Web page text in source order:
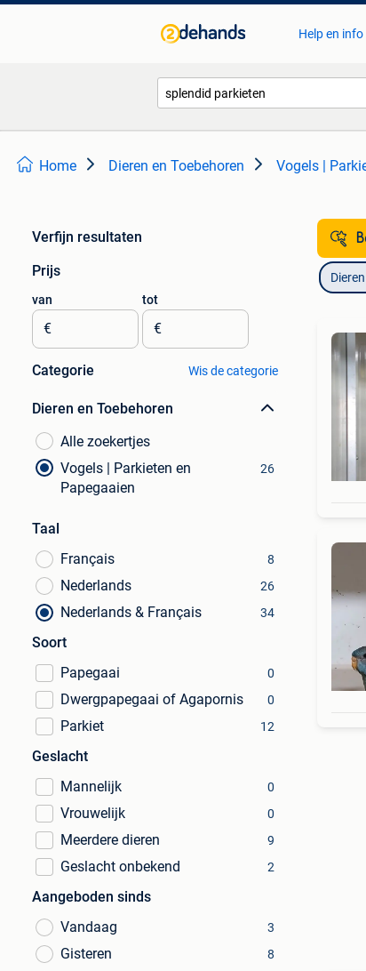
Help en info
Home Dieren en Toebehoren Vogels |
Verfijn resultaten
Prijs
van
€
tot
€
Categorie Wis de categorie
Dieren en Toebehoren
Alle zoekertjes
Vogels | Parkieten en
Papegaaien
26
Taal
Français
8
Nederlands 26
Nederlands & Français 34
Soort
Papegaai
0
Dwergpapegaai of Agapornis 0
Parkiet 12
Geslacht
Mannelijk
0
Vrouwelijk 0
Meerdere dieren 9
Geslacht onbekend 2
Aangeboden sinds
Vandaag
3
Gisteren 8